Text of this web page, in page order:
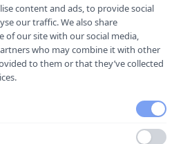
content and ads, to provide social
our traffic. We also share
of our site with our social media,
who may combine it with other
to them or that they’ve collected